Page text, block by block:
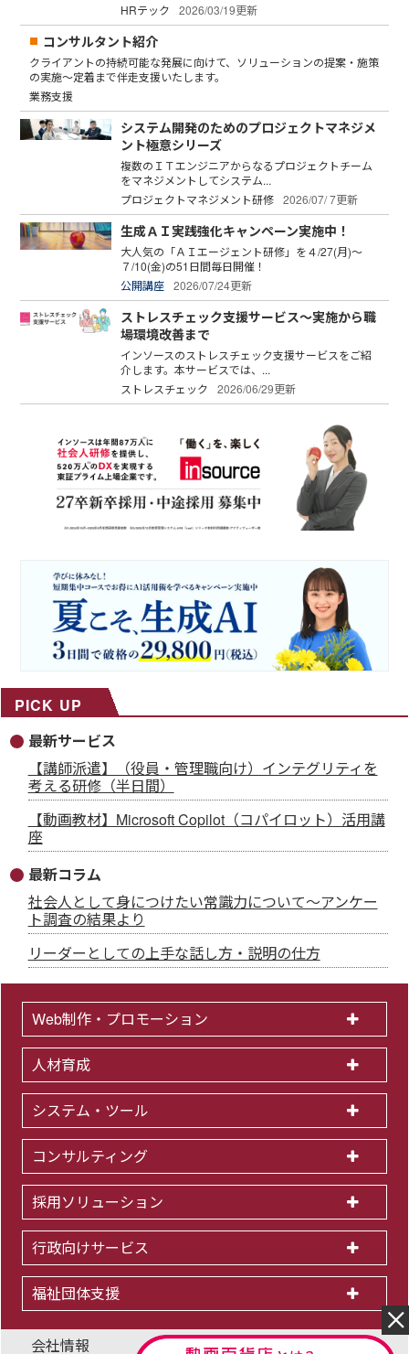
HRテック
2026/03/19更新
コンサルタント紹介
クライアントの持続可能な発展に向けて、ソリューションの提案・施策
の実施～定着まで伴走支援いたします。
業務支援
システム開発のためのプロジェクトマネジメ
ント極意シリーズ
複数のＩＴエンジニアからなるプロジェクトチーム
をマネジメントしてシステム...
プロジェクトマネジメント研修 2026/07/ 7更新
生成ＡＩ実践強化キャンペーン実施中！
大人気の「ＡＩエージェント研修」を４/27(月)～
７/10(金)の51日間毎日開催！
公開講座 2026/07/24更新
ストレスチェック支援サービス～実施から職
場環境改善まで
インソースのストレスチェック支援サービスをご紹
介します。本サービスでは、...
ストレスチェック
2026/06/29更新
PICK UP
最新サービス
【講師派遣】（役員・管理職向け）インテグリティを
考える研修（半日間）
【動画教材】Microsoft Copilot（コパイロット）活用講
座
最新コラム
社会人として身につけたい常識力について～アンケー
ト調査の結果より
リーダーとしての上手な話し方・説明の仕方
Web制作・プロモーション
人材育成
システム・ツール
コンサルティング
採用ソリューション
行政向けサービス
福祉団体支援
会社情報